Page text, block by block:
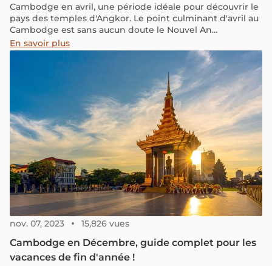
Cambodge en avril, une période idéale pour découvrir le
pays des temples d'Angkor. Le point culminant d'avril au
Cambodge est sans aucun doute le Nouvel An
Cambodgien, également connu sous le nom de Choul
Chnam Thmey. Cette période est marquée par des
festivités colorées et des rituels ancestraux, offrant aux
visiteurs une immersion unique dans la riche culture
cambodgienne. Rejoignez-nous pour découvrir quel
temps il fait ce mois-ci et tous les renseignements
pratiques nécessaires pour une visite réussie.
En savoir plus
nov. 07, 2023 15,826 vues
Cambodge en Décembre, guide complet pour les
vacances de fin d'année !